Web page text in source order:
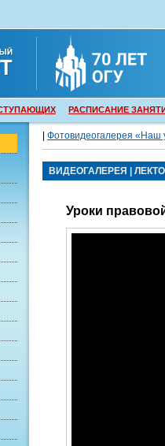
РАСПИСАНИЕ
Фотовидеогалерея «Наш
ВИДЕОГАЛЕРЕЯ
Уроки